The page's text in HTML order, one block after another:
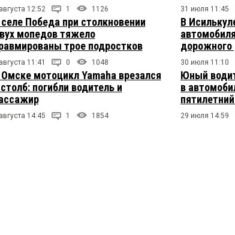
12:52 1 1126
Победа при столкновении
мопедов тяжело
трое подростков
11:41 0 1048
мотоцикл Yamaha врезался
погибли водитель и
14:45 1 1854
31 июля 11:45
В
дорожного
30 июля 11:10
Юный
в
29 июля 14:59